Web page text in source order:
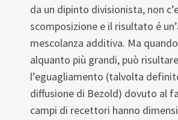
da un dipinto divisionista, non
scomposizione e il risultato é
mescolanza additiva. Ma
alquanto più grandi, può risultare
l’eguagliamento (talvolta
diffusione di Bezold) dovuto al
campi di recettori hanno